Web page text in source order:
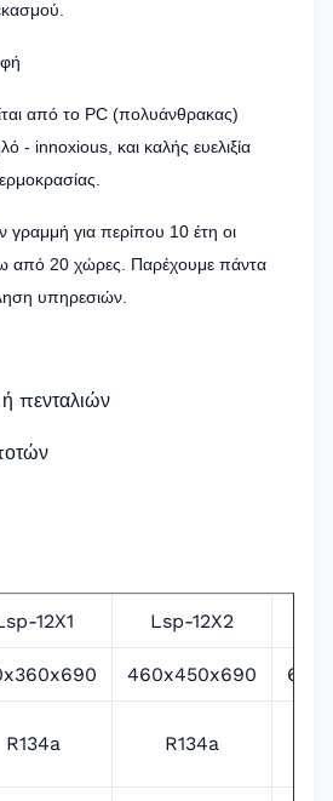
από το PC (πολυάνθρακας)
- innoxious, και καλής ευελιξία
γραμμή για περίπου 10 έτη οι
από 20 χώρες. Παρέχουμε πάντα
υπηρεσιών.
πενταλιών
12X1 Lsp-12X2
460x450x690
R134a R134a